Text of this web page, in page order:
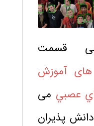
قسمت
آموزش
عصبي می
پذیران